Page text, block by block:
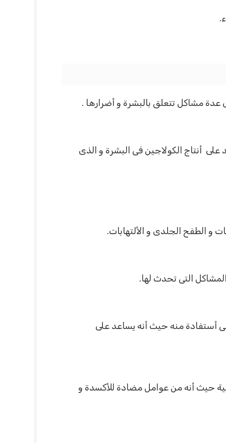
عدة مشاكل تتعلق بالبشرة و أضرارها .
أنتاج الكولاجين فى البشرة و الذى
الطفح الجلدى و الألتهابات.
التى تحدث لها.
أستفادة منه حيث أنه يساعد على
حيث أنه من عوامل مضادة للأكسدة و